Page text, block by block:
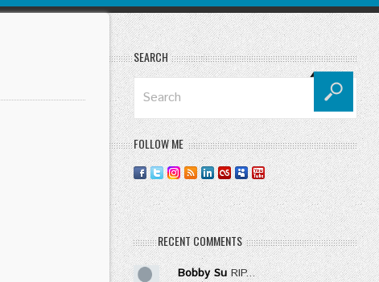
SEARCH
FOLLOW ME
RECENT COMMENTS
Bobby Su RIP...